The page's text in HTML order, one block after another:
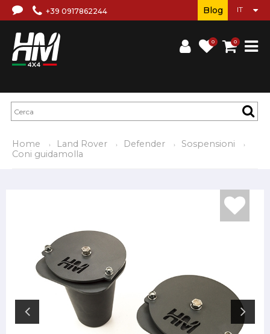
+39 0917862244
0 0
Blog
Home Land Rover Defender
Sospensioni
Coni guidamolla